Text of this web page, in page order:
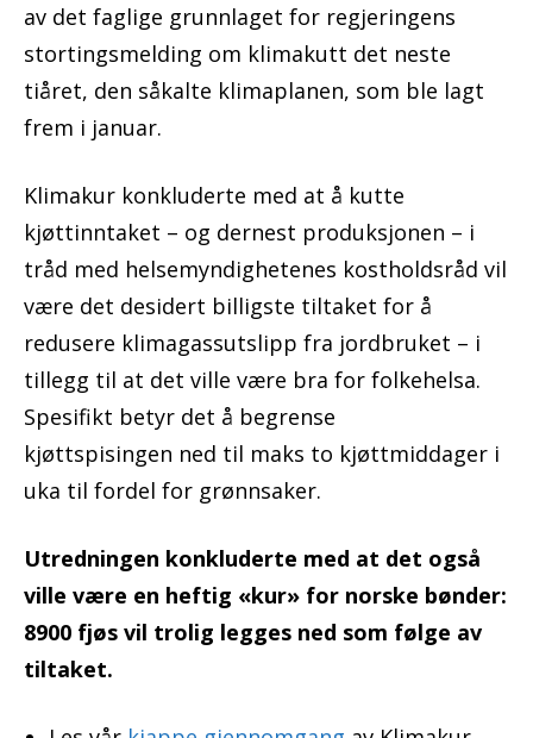
av det faglige grunnlaget for regjeringens
stortingsmelding om klimakutt det neste
tiåret, den såkalte klimaplanen, som ble lagt
frem i januar.
Klimakur konkluderte med at å kutte
kjøttinntaket – og dernest produksjonen – i
tråd med helsemyndighetenes kostholdsråd vil
være det desidert billigste tiltaket for å
redusere klimagassutslipp fra jordbruket – i
tillegg til at det ville være bra for folkehelsa.
Spesifikt betyr det å begrense
kjøttspisingen ned til maks to kjøttmiddager i
uka til fordel for grønnsaker.
Utredningen konkluderte med at det også
ville være en heftig «kur» for norske bønder:
8900 fjøs vil trolig legges ned som følge av
tiltaket.